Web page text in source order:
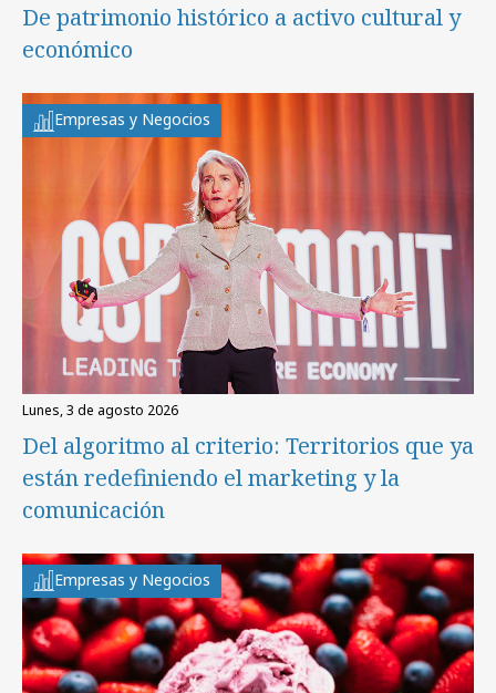
De patrimonio histórico a activo cultural y
económico
Empresas y Negocios
lunes, 3 de agosto 2026
Del algoritmo al criterio: Territorios que ya
están redefiniendo el marketing y la
comunicación
Empresas y Negocios